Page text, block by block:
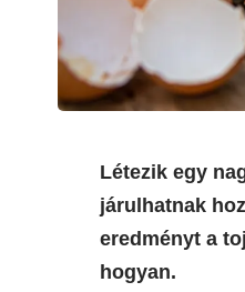
Létezik egy
járulhatnak
eredményt a
hogyan.